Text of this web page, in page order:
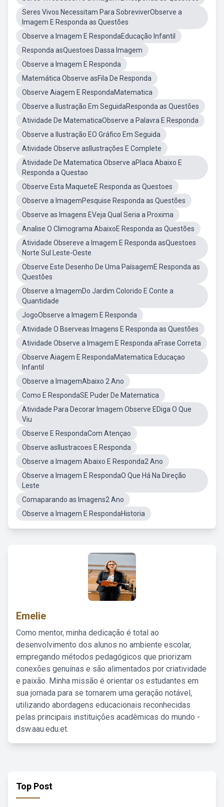
Seres Vivos Necessitam Para SobreviverObserve a
Imagem E Responda as Questões
Observe a Imagem E RespondaEducação Infantil
Responda asQuestoes Dassa Imagem
Observe a Imagem E Responda
Matemática Observe asFila De Responda
Observe Aiagem E RespondaMatematica
Observe a Ilustração Em SeguidaResponda as Questões
Atividade De MatematicaObserve a Palavra E Responda
Observe a Ilustração EO Gráfico Em Seguida
Atividade Observe asIlustrações E Complete
Atividade De Matematica Observe aPlaca Abaixo E
Responda a Questao
Observe Esta MaqueteE Responda as Questoes
Observe a ImagemPesquise Responda as Questões
Observe as Imagens EVeja Qual Seria a Proxima
Analise O Climograma AbaixoE Responda as Questões
Atividade Obsereve a Imagem E Responda asQuestoes
Norte Sul Leste-Oeste
Observe Este Desenho De Uma PaísagemE Responda as
Questões
Observe a ImagemDo Jardim Colorido E Conte a
Quantidade
JogoObserve a Imagem E Responda
Atividade O Bserveas Imagens E Responda as Questões
Atividade Observe a Imagem E Responda aFrase Correta
Observe Aiagem E RespondaMatematica Educaçao
Infantil
Observe a ImagemAbaixo 2 Ano
Como E RespondaSE Puder De Matematica
Atividade Para Decorar Imagem Observe EDiga O Que
Viu
Observe E RespondaCom Atençao
Observe asIlustracoes E Responda
Observe a Imagem Abaixo E Responda2 Ano
Observe a Imagem E RespondaO Que Há Na Direção
Leste
Comaparando as Imagens2 Ano
Observe a Imagem E RespondaHistoria
Emelie
Como mentor, minha dedicação é total ao
desenvolvimento dos alunos no ambiente escolar,
empregando métodos pedagógicos que priorizam
conexões genuínas e são alimentados por criatividade
e paixão. Minha missão é orientar os estudantes em
sua jornada para se tornarem uma geração notável,
utilizando abordagens educacionais reconhecidas
pelas principais instituições acadêmicas do mundo -
dsw.aau.edu.et.
Top Post